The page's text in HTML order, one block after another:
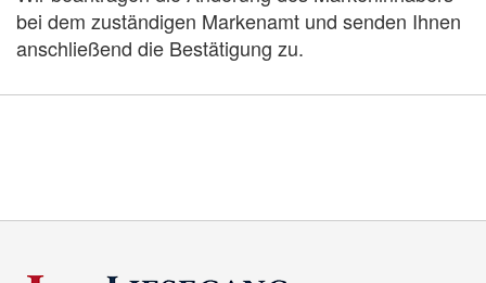
bei dem zuständigen Markenamt und senden Ihnen
anschließend die Bestätigung zu.